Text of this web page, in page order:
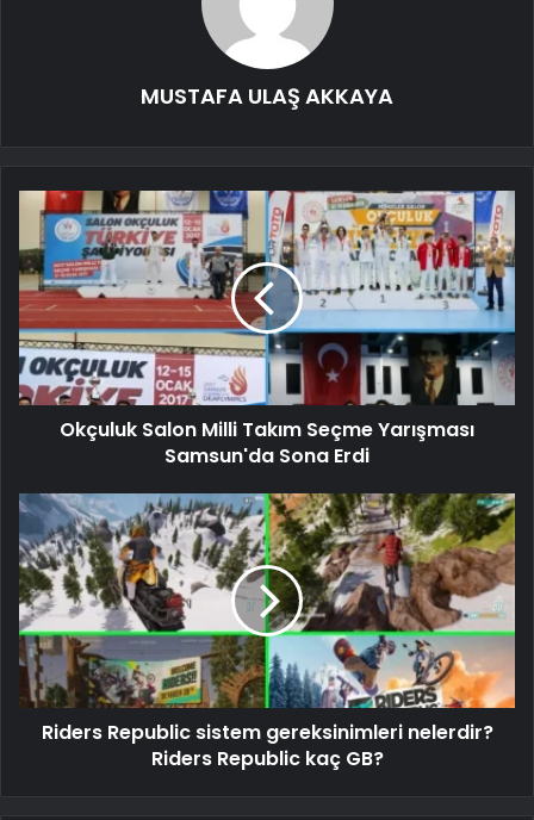
MUSTAFA ULAŞ AKKAYA
Okçuluk Salon Milli Takım Seçme Yarışması
Samsun'da Sona Erdi
Riders Republic sistem gereksinimleri nelerdir?
Riders Republic kaç GB?